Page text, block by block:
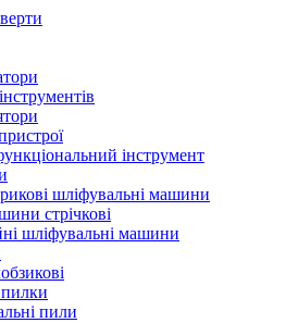
інструмент
шліфувальні машини
стрічкові
шліфувальні машини
пилки
пили